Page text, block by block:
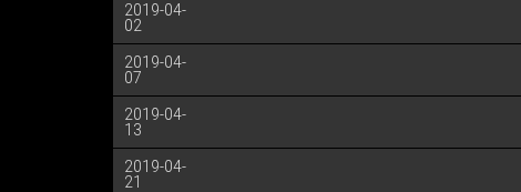
2019-04-
02
2019-04-
07
2019-04-
13
2019-04-
21